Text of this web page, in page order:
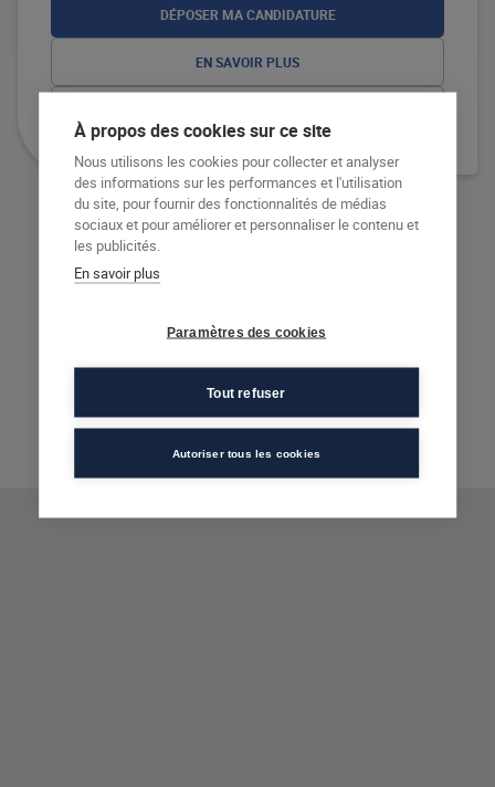
DÉPOSER MA CANDIDATURE
EN SAVOIR PLUS
À propos des cookies sur ce site
Nous utilisons les cookies pour collecter et analyser
des informations sur les performances et l'utilisation
du site, pour fournir des fonctionnalités de médias
sociaux et pour améliorer et personnaliser le contenu et
les publicités.
En savoir plus
Paramètres des cookies
Tout refuser
Autoriser tous les cookies